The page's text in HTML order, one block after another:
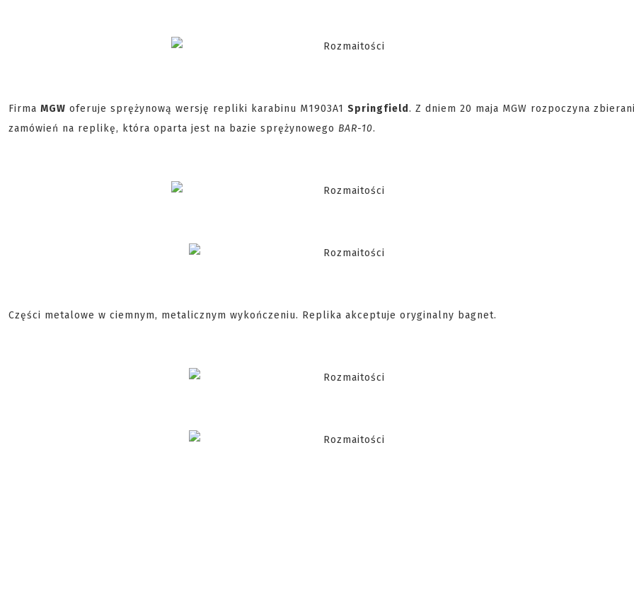
Firma MGW oferuje sprężynową wersję repliki karabinu M1903A1 Springfield. Z dniem 20 maja MGW rozpoczyna
zamówień na replikę, która oparta jest na bazie sprężynowego BAR-10.
Części metalowe w ciemnym, metalicznym wykończeniu. Replika akceptuje oryginalny bagnet.